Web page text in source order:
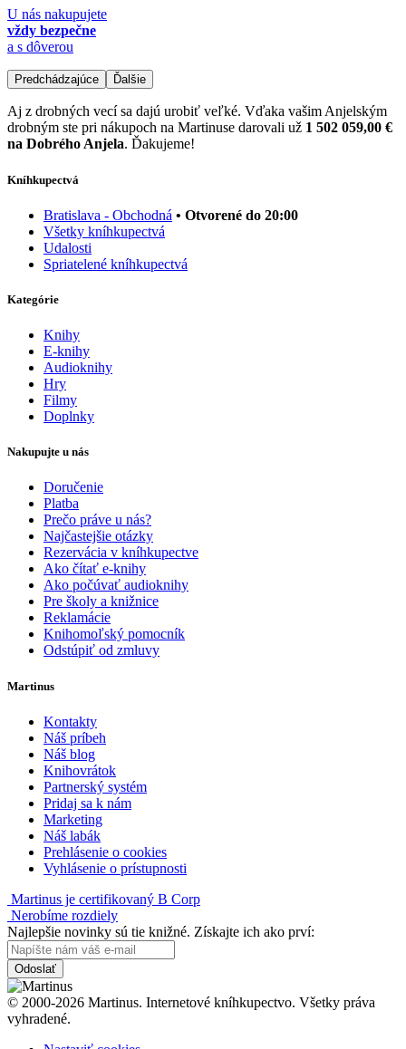
U nás nakupujete
vždy bezpečne
a s dôverou
Predchádzajúce Ďalšie
Aj z drobných vecí sa dajú urobiť veľké. Vďaka vašim Anjelským
drobným ste pri nákupoch na Martinuse darovali už 1 502 059,00 €
na Dobrého Anjela. Ďakujeme!
Kníhkupectvá
Bratislava - Obchodná • Otvorené do 20:00
Všetky kníhkupectvá
Udalosti
Spriatelené kníhkupectvá
Kategórie
Knihy
E-knihy
Audioknihy
Hry
Filmy
Doplnky
Nakupujte u nás
Doručenie
Platba
Prečo práve u nás?
Najčastejšie otázky
Rezervácia v kníhkupectve
Ako čítať e-knihy
Ako počúvať audioknihy
Pre školy a knižnice
Reklamácie
Knihomoľský pomocník
Odstúpiť od zmluvy
Martinus
Kontakty
Náš príbeh
Náš blog
Knihovrátok
Partnerský systém
Pridaj sa k nám
Marketing
Náš labák
Prehlásenie o cookies
Vyhlásenie o prístupnosti
Martinus je certifikovaný B Corp
Nerobíme rozdiely
Najlepšie novinky sú tie knižné. Získajte ich ako prví:
Odoslať
© 2000-2026 Martinus. Internetové kníhkupectvo. Všetky práva
vyhradené.